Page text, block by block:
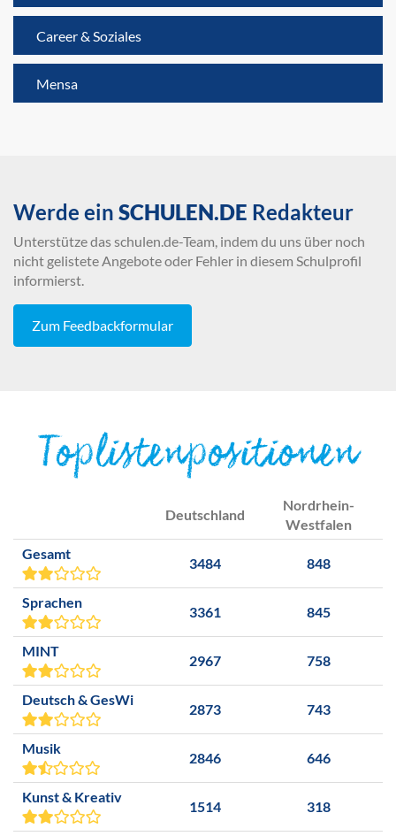
Career & Soziales
Mensa
Werde ein SCHULEN.DE Redakteur
Unterstütze das schulen.de-Team, indem du uns über noch
nicht gelistete Angebote oder Fehler in diesem Schulprofil
informierst.
Zum Feedbackformular
Toplistenpositionen
Deutschland
Nordrhein-
Westfalen
Gesamt
3484 848
Sprachen
3361 845
MINT
2967 758
Deutsch & GesWi
2873 743
Musik
2846 646
Kunst & Kreativ
1514 318